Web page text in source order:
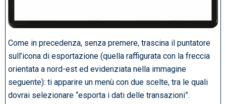
Come in precedenza, senza premere, trascina il puntatore
sull’icona di esportazione (quella raffigurata con la freccia
orientata a nord-est ed evidenziata nella immagine
seguente): ti apparire un menù con due scelte, tra le quali
dovrai selezionare “esporta i dati delle transazioni”.